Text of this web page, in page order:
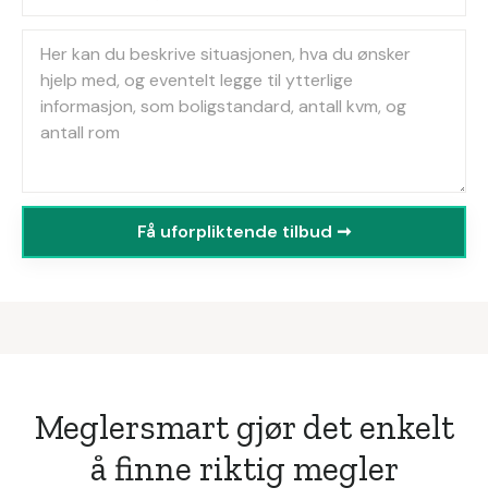
Meglersmart gjør det enkelt
å finne riktig megler